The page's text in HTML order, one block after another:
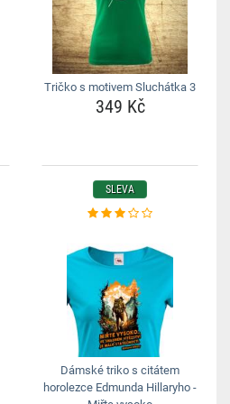
Tričko s motivem Sluchátka 3
349 Kč
SLEVA
Dámské triko s citátem
horolezce Edmunda Hillaryho -